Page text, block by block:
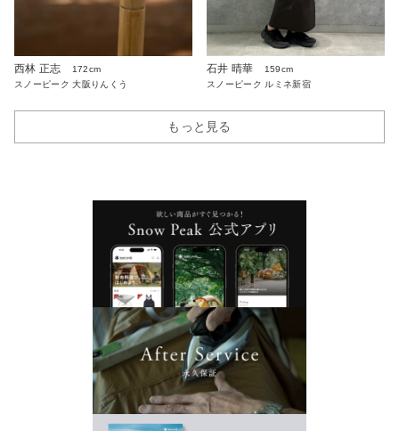
西林 正志
172cm
スノーピーク 大阪りんくう
石井 晴華
159cm
スノーピーク ルミネ新宿
もっと見る